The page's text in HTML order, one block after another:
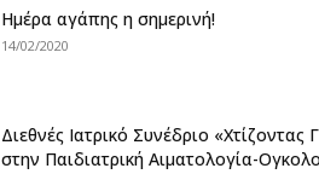
Ημέρα αγάπης η σημερινή!
14/02/2020
Διεθνές Ιατρικό Συνέδριο «Χτίζοντας
στην Παιδιατρική Αιματολογία-